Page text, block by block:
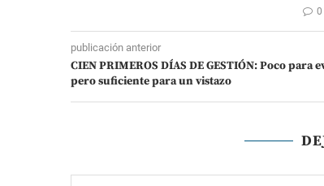
0
publicación anterior
CIEN PRIMEROS DÍAS DE GESTIÓN: Poco para
pero suficiente para un vistazo